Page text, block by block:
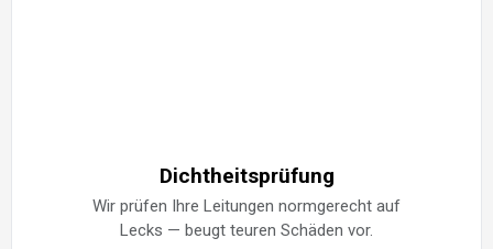
Dichtheitsprüfung
Wir prüfen Ihre Leitungen normgerecht auf
Lecks — beugt teuren Schäden vor.